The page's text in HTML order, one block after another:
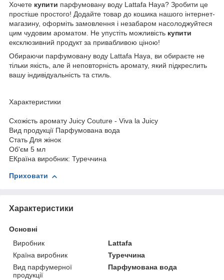
Хочете купити парфумовану воду Lattafa Haya? Зробити це
простіше простого! Додайте товар до кошика нашого інтернет-
магазину, оформіть замовлення і незабаром насолоджуйтеся
цим чудовим ароматом. Не упустіть можливість купити
ексклюзивний продукт за привабливою ціною!
Обираючи парфумовану воду Lattafa Haya, ви обираєте не
тільки якість, але й неповторність аромату, який підкреслить
вашу індивідуальність та стиль.
Характеристики
Схожість аромату Juicy Couture - Viva la Juicy
Вид продукції Парфумована вода
Стать Для жінок
Об'єм 5 мл
ЕКраїна виробник: Туреччина
Приховати
Характеристики
Основні
Виробник
Lattafa
Країна виробник
Туреччина
Вид парфумерної
продукції
Парфумована вода